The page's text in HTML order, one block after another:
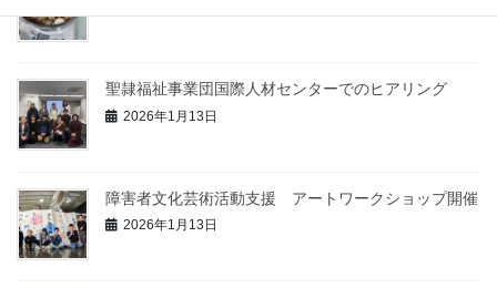
聖隷福祉事業団国際人材センターでのヒアリング
2026年1月13日
障害者文化芸術活動支援 アートワークショップ開催
2026年1月13日